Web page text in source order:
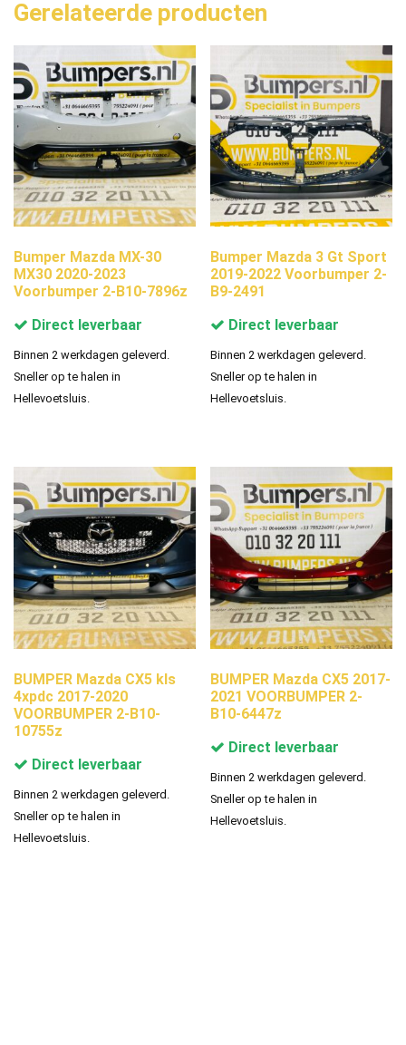
Gerelateerde producten
Bumper Mazda MX-30
MX30 2020-2023
Voorbumper 2-B10-7896z
Direct leverbaar
Binnen 2 werkdagen geleverd.
Sneller op te halen in
Hellevoetsluis.
Bumper Mazda 3 Gt Sport
2019-2022 Voorbumper 2-
B9-2491
Direct leverbaar
Binnen 2 werkdagen geleverd.
Sneller op te halen in
Hellevoetsluis.
BUMPER Mazda CX5 kls
4xpdc 2017-2020
VOORBUMPER 2-B10-
10755z
Direct leverbaar
Binnen 2 werkdagen geleverd.
Sneller op te halen in
Hellevoetsluis.
BUMPER Mazda CX5 2017-
2021 VOORBUMPER 2-
B10-6447z
Direct leverbaar
Binnen 2 werkdagen geleverd.
Sneller op te halen in
Hellevoetsluis.